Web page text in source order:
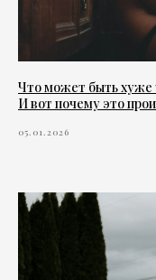
Что может быть хуже
И вот почему это
05.01.2026